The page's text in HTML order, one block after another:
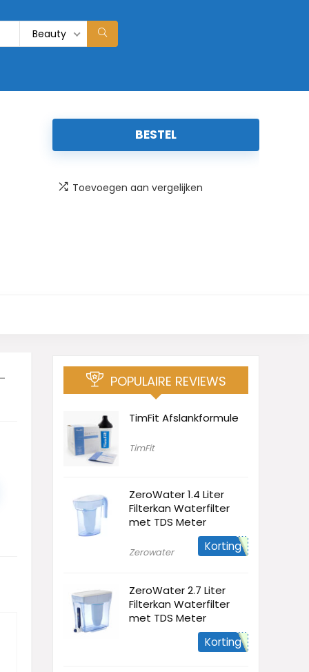
Beauty
BESTEL
Toevoegen aan vergelijken
POPULAIRE REVIEWS
TimFit Afslankformule
TimFit
ZeroWater 1.4 Liter
Filterkan Waterfilter
met TDS Meter
Zerowater Korting
ZeroWater 2.7 Liter
Filterkan Waterfilter
met TDS Meter
Korting